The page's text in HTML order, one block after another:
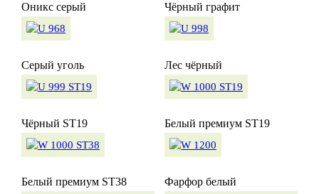
Оникс серый Чёрный графит
Серый уголь Лес чёрный
Чёрный ST19 Белый премиум ST19
Белый премиум ST38 Фарфор белый